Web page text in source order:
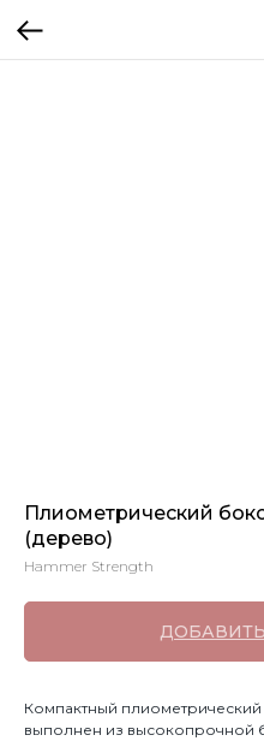
Плиометрический
(дерево)
Hammer Strength
Компактный
выполнен из